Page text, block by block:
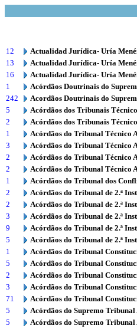
12
Actualidad Jurídica- Uría
13
Actualidad Jurídica- Uría
16
Actualidad Jurídica- Uría
1
Acórdãos Doutrinais do
242
Acordãos Doutrinais do
5
Acórdãos dos Tribunais
2
Acórdãos dos Tribunais
1
Acórdãos do Tribunal Técnico
3
Acórdãos do Tribunal Técnico
2
Acórdãos do Tribunal Técnico
2
Acórdãos do Tribunal Técnico
1
Acórdãos do Tribunal dos
2
Acórdãos do Tribunal de 2.ª
2
Acórdãos do Tribunal de 2.ª
3
Acórdãos do Tribunal de 2.ª
9
Acórdãos do Tribunal de 2.ª
5
Acórdãos do Tribunal de 2.ª
1
Acórdãos do Tribunal
5
Acórdãos do Tribunal
2
Acórdãos do Tribunal
3
Acórdãos do Tribunal
71
Acórdãos do Tribunal
5
Acórdãos do Supremo
5
Acórdãos do Supremo